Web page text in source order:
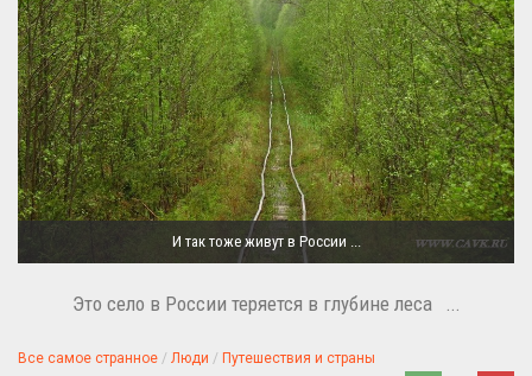
И так тоже живут в России ...
Это село в России теряется в глубине леса ...
Все самое странное / Люди / Путешествия и страны